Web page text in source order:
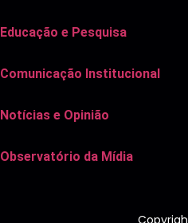
Educação e Pesquisa
Comunicação Institucional
Notícias e Opinião
Observatório da Mídia